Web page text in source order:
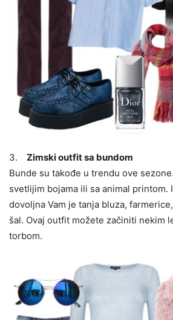
3.
Zimski outfit sa bundom
Bunde su takođe u trendu ove
svetlijim bojama ili sa animal printom.
dovoljna Vam je tanja bluza,
šal. Ovaj outfit možete začiniti nekim
torbom.